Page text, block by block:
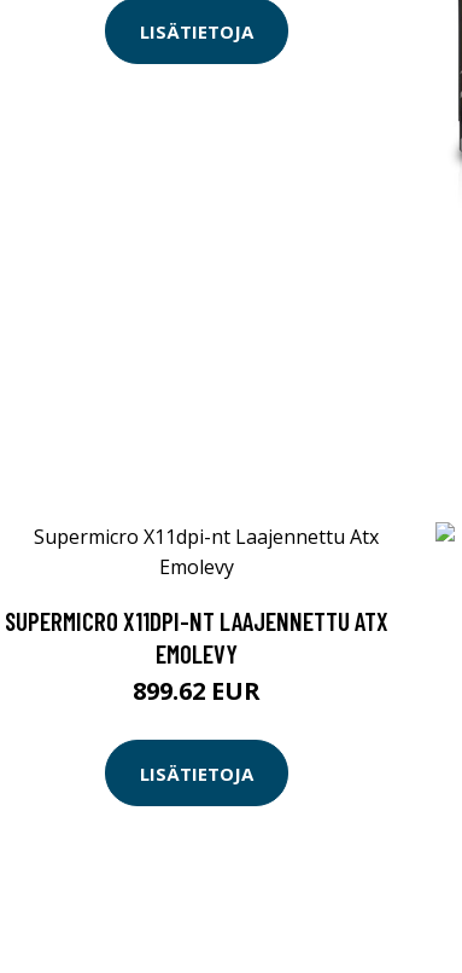
LISÄTIETOJA
SUPERMICRO X11DPI-NT LAAJENNETTU ATX
EMOLEVY
899.62 EUR
LISÄTIETOJA